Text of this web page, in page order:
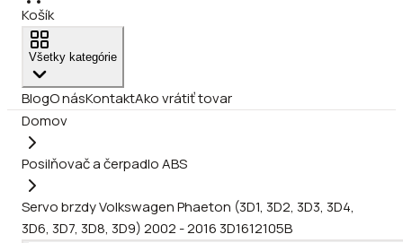
Košík
Všetky kategórie
BlogO násKontaktAko vrátiť tovar
Domov
Posilňovač a čerpadlo ABS
Servo brzdy Volkswagen Phaeton (3D1, 3D2, 3D3, 3D4,
3D6, 3D7, 3D8, 3D9) 2002 - 2016 3D1612105B